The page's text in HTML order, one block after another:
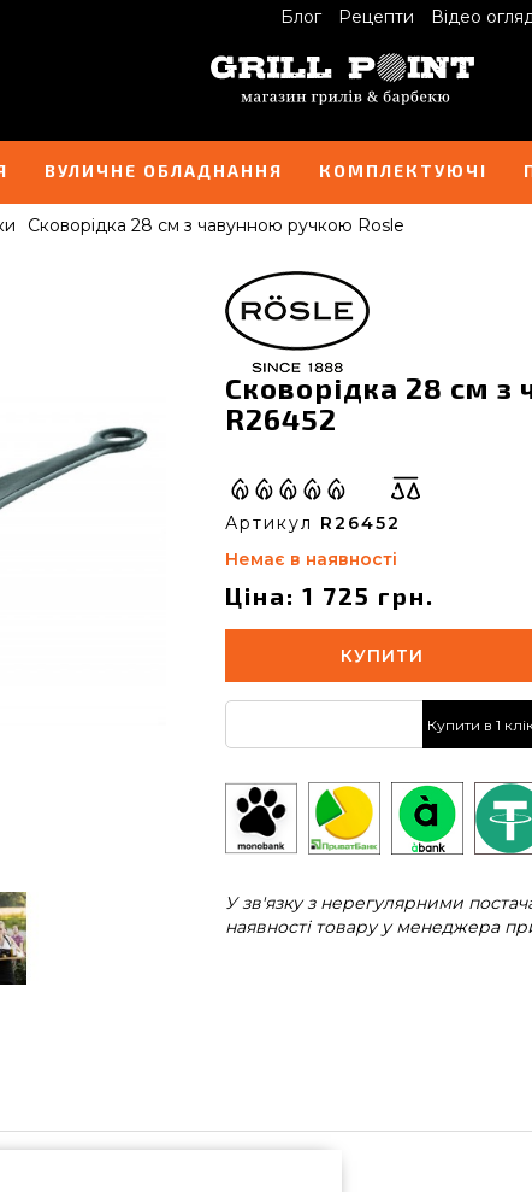
Блог Рецепти Відео
ВУЛИЧНЕ ОБЛАДНАННЯ КОМПЛЕКТУЮЧІ
Сковорідка 28 см з чавунною ручкою Rosle
Сковорідка 28 см
R26452
Артикул R26452
Немає в наявності
Ціна: 1 725 грн.
КУПИТИ
Купити в 1
У зв'язку з нерегулярними
наявності товару у менеджера